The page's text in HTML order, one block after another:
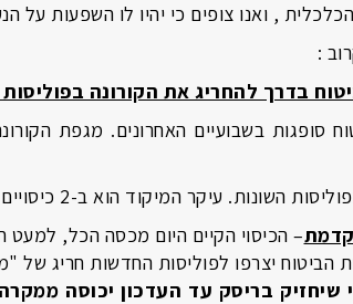
, ואנו צופים כי יהיו לו השפעות על
:
בדרך להחריג את הקורונה
סופגות בשבועיים האחרונים. מגפת
עיקר המיקוד הוא ב-2 כיסויים חשובים:
– הכיסוי הקיים היום מכסה הכל, למעט
הביטוח יצרפו לפוליסות החדשות חריג של
שיחזיק בריסק עד העדכון יכוסה